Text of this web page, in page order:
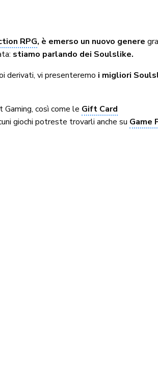
RPG, è emerso un nuovo genere
stiamo parlando dei Soulslike.
derivati, vi presenteremo i migliori
così come le Gift Card
giochi potreste trovarli anche su Game